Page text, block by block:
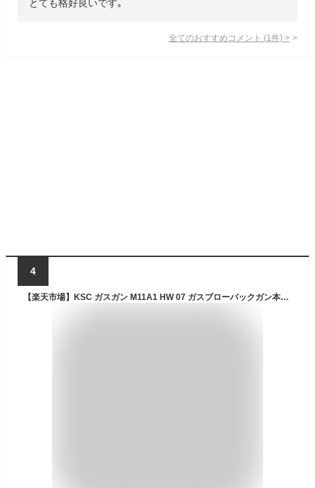
とても格好良いです｡
全てのおすすめコメント (1 件) >
4
【楽天市場】KSC ガスガン M11A1 HW 07 ガスブローバックガン本体 (4544416121127) SMG サブマシンガン エアガン 18歳以上 サバゲー 銃：エアガンショップ フォートレス